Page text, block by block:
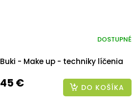
Buki - Make up - techniky líčenia
DOSTUPNÉ
45 € DO KOŠÍKA